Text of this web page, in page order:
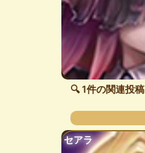
🔍 1件の関連投稿
セアラ